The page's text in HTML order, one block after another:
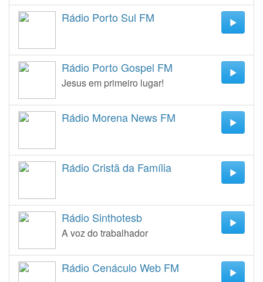
Rádio Porto Sul FM
Rádio Porto Gospel FM
Jesus em primeiro lugar!
Rádio Morena News FM
Rádio Cristã da Família
Rádio Sinthotesb
A voz do trabalhador
Rádio Cenáculo Web FM